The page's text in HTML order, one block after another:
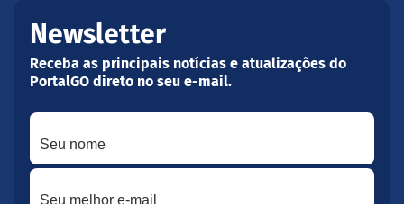
Newsletter
Receba as principais notícias e atualizações do
PortalGO direto no seu e-mail.
Seu nome
Seu melhor e-mail